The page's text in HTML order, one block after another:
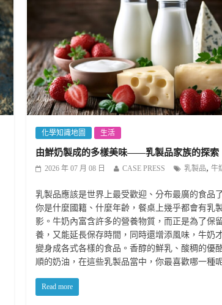
化學知識地圖 生活
由鮮奶製成的多樣美味——乳製品家族的探索
2026 年 07 月 08 日 CASE PRESS 乳製品,牛
乳製品應該是世界上最受歡迎、分布最廣的食品
你是什麼國籍、什麼年齡，餐桌上幾乎都會有乳
影。牛奶內富含許多的營養物質，而正是為了保
養，又能延長保存時間，同時還增添風味，牛奶
變身成各式各樣的食品。香醇的鮮乳、酸稠的優
順的奶油，在這些乳製品當中，你最喜歡哪一種
Read more